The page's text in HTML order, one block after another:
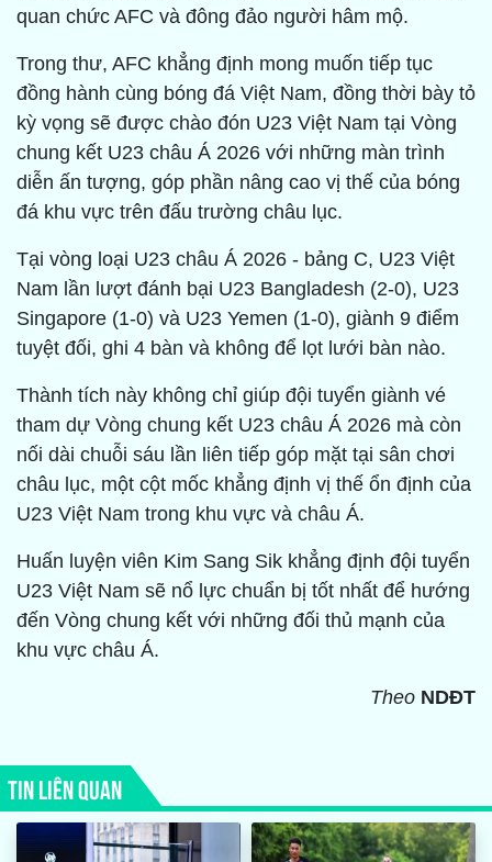
quan chức AFC và đông đảo người hâm mộ.
Trong thư, AFC khẳng định mong muốn tiếp tục
đồng hành cùng bóng đá Việt Nam, đồng thời bày tỏ
kỳ vọng sẽ được chào đón U23 Việt Nam tại Vòng
chung kết U23 châu Á 2026 với những màn trình
diễn ấn tượng, góp phần nâng cao vị thế của bóng
đá khu vực trên đấu trường châu lục.
Tại vòng loại U23 châu Á 2026 - bảng C, U23 Việt
Nam lần lượt đánh bại U23 Bangladesh (2-0), U23
Singapore (1-0) và U23 Yemen (1-0), giành 9 điểm
tuyệt đối, ghi 4 bàn và không để lọt lưới bàn nào.
Thành tích này không chỉ giúp đội tuyển giành vé
tham dự Vòng chung kết U23 châu Á 2026 mà còn
nối dài chuỗi sáu lần liên tiếp góp mặt tại sân chơi
châu lục, một cột mốc khẳng định vị thế ổn định của
U23 Việt Nam trong khu vực và châu Á.
Huấn luyện viên Kim Sang Sik khẳng định đội tuyển
U23 Việt Nam sẽ nổ lực chuẩn bị tốt nhất để hướng
đến Vòng chung kết với những đối thủ mạnh của
khu vực châu Á.
Theo NDĐT
TIN LIÊN QUAN